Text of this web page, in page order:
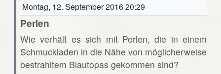
Montag, 12. September 2016 20:29
Perlen
Wie verhält es sich mit Perlen, die in einem
Schmuckladen in die Nähe von möglicherweise
bestrahltem Blautopas gekommen sind?